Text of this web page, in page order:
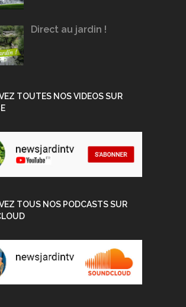
Direct au jardin !
TOUTES NOS VIDEOS SUR
TOUS NOS PODCASTS SUR